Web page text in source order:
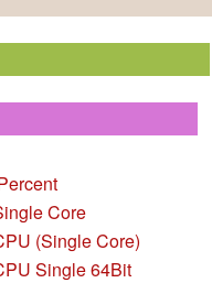
Core
(Single Core)
Single 64Bit